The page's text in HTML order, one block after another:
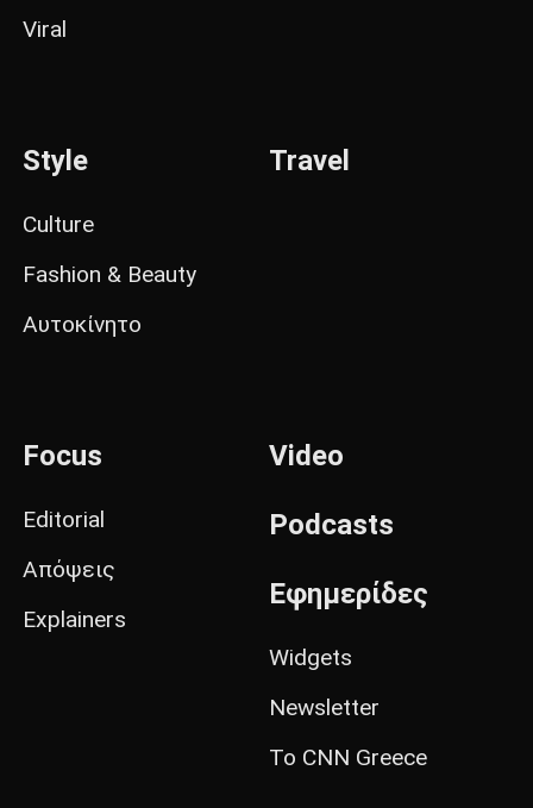
Viral
Style
Culture
Fashion & Beauty
Αυτοκίνητο
Travel
Focus
Editorial
Απόψεις
Explainers
Video
Podcasts
Εφημερίδες
Widgets
Newsletter
Το CNN Greece